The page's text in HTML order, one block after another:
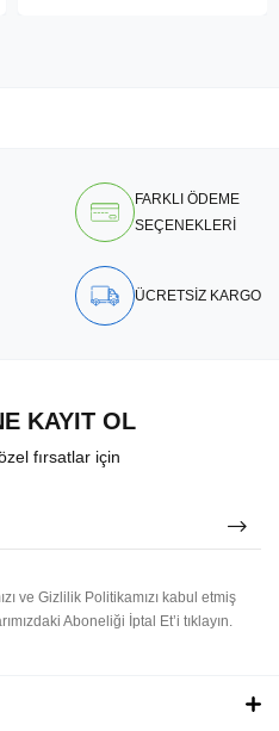
FARKLI ÖDEME
SEÇENEKLERİ
ÜCRETSİZ KARGO
KAYIT OL
fırsatlar için
ve Gizlilik Politikamızı kabul etmiş
Aboneliği İptal Et’i tıklayın.